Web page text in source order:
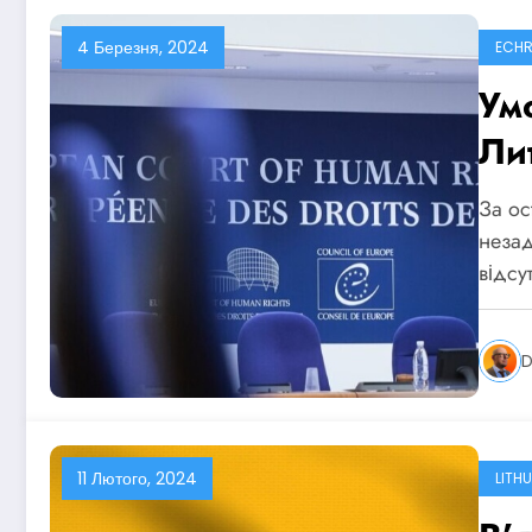
4 Березня, 2024 ECHR
За
11 Лютого, 2024